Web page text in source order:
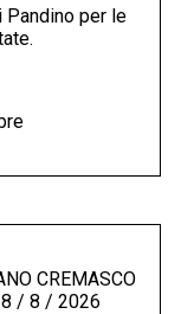
per le
CREMASCO
8 / 8 / 2026